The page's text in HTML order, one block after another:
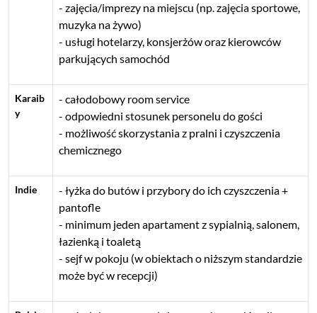
zajęcia/imprezy na miejscu (np. zajęcia sportowe,
muzyka na żywo)
usługi hotelarzy, konsjerżów oraz kierowców
parkujących samochód
Karaib
y
całodobowy room service
odpowiedni stosunek personelu do gości
możliwość skorzystania z pralni i czyszczenia
chemicznego
Indie
łyżka do butów i przybory do ich czyszczenia +
pantofle
minimum jeden apartament z sypialnią, salonem,
łazienką i toaletą
sejf w pokoju (w obiektach o niższym standardzie
może być w recepcji)